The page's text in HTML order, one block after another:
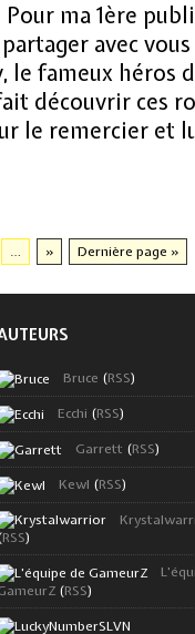
ma 1ère
avec
le fameux héros
découvrir ces
le remercier et
… » Dernière page »
Bruce (RSS)
Ecchi (RSS)
Garrett (RSS)
Kewl (RSS)
RSS)
(RSS)